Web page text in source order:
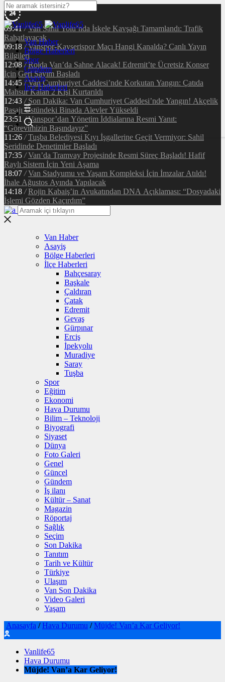
Van Haber
Bölge Haberleri
Spor
Gündem
Asayiş
İlçe Haberleri
09:41 / Van Sahil Yolu’nda İskele Kavşağı Tamamlandı: Trafik
Rahatlayacak
09:18 / Vanspor-Kayserispor Maçı Hangi Kanalda? Canlı Yayın
Bilgileri
12:08 / Rojda Van’da Sahne Alacak! Edremit’te Ücretsiz Konser
İçin Geri Sayım Başladı
14:45 / Van Cumhuriyet Caddesi’nde Korkutan Yangın: Çatıda
Mahsur Kalan 2 Kişi Kurtarıldı
12:43 / Son Dakika: Van Cumhuriyet Caddesi’nde Yangın! Akçelik
Pasajı Üstündeki Binada Alevler Yükseldi
23:51 / Vanspor’dan Yönetim İddialarına Resmi Yanıt:
“Görevimizin Başındayız”
11:26 / Tuşba Belediyesi Kıyı İşgallerine Geçit Vermiyor: Sahil
Şeridinde Denetimler Başladı
17:35 / Van’da Tramvay Projesinde Resmi Süreç Başladı! Hafif
Raylı Sistem İçin Yeni Aşama
18:07 / Van Stadyumu ve Yaşam Kompleksi İçin İmzalar Atıldı!
İhale Ağustos Ayında Yapılacak
14:18 / Rojin Kabaiş’in Avukatından DNA Açıklaması: “Dosyadaki
İşlemi Gözden Kaçırdım”
Van Haber
Asayiş
Bölge Haberleri
İlçe Haberleri
Bahçesaray
Başkale
Çaldıran
Çatak
Edremit
Gevaş
Gürpınar
Erciş
İpekyolu
Muradiye
Saray
Tuşba
Spor
Eğitim
Ekonomi
Hava Durumu
Bilim – Teknoloji
Biyografi
Siyaset
Dünya
Foto Galeri
Genel
Güncel
Gündem
İş ilanı
Kültür – Sanat
Magazin
Röportaj
Sağlık
Seçim
Son Dakika
Tanıtım
Tarih ve Kültür
Türkiye
Ulaşım
Van Son Dakika
Video Galeri
Yaşam
Anasayfa / Hava Durumu / Müjde! Van’a Kar Geliyor!
Vanlife65
Hava Durumu
Müjde! Van’a Kar Geliyor!